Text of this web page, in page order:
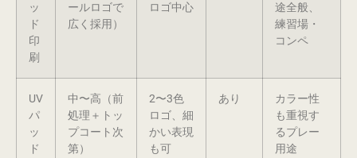
ッ
ド
印
刷
ールロゴで
広く採用）
ロゴ中心
途全般、
練習場・
コンペ
UV
パ
ッ
ド
中〜高（前
処理＋トッ
プコート次
第）
2〜3色
ロゴ、細
かい表現
も可
あり
カラー性
も重視す
るプレー
用途